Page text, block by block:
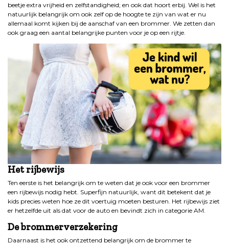
beetje extra vrijheid en zelfstandigheid; en ook dat hoort erbij. Wel is het
natuurlijk belangrijk om ook zelf op de hoogte te zijn van wat er nu
allemaal komt kijken bij de aanschaf van een brommer. We zetten dan
ook graag een aantal belangrijke punten voor je op een rijtje.
Het rijbewijs
Ten eerste is het belangrijk om te weten dat je ook voor een brommer
een rijbewijs nodig hebt. Superfijn natuurlijk, want dit betekent dat je
kids precies weten hoe ze dit voertuig moeten besturen. Het rijbewijs ziet
er hetzelfde uit als dat voor de auto en bevindt zich in categorie AM.
De brommerverzekering
Daarnaast is het ook ontzettend belangrijk om de brommer te